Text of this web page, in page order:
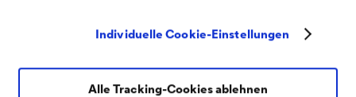
Individuelle Cookie-Einstellungen
Alle Tracking-Cookies ablehnen